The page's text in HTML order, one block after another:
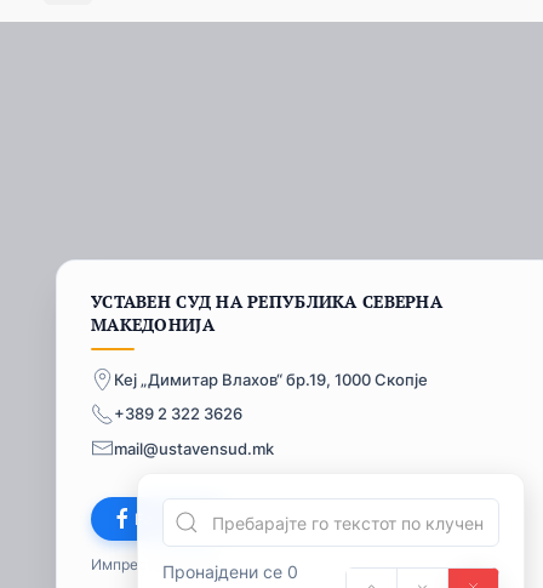
Пронајдени се 0
УСТАВЕН СУД НА РЕПУБЛИКА СЕВЕРНА
МАКЕДОНИЈА
Кеј „Димитар Влахов“ бр.19, 1000 Скопје
+389 2 322 3626
mail@ustavensud.mk
Facebook
Импресум© 2026